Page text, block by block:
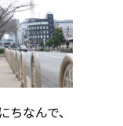
なんで、